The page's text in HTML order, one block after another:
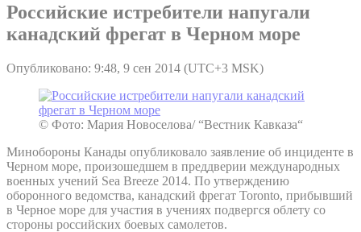
Российские истребители напугали
канадский фрегат в Черном море
Опубликовано: 9:48, 9 сен 2014 (UTC+3 MSK)
© Фото: Мария Новоселова/ “Вестник Кавказа“
Минобороны Канады опубликовало заявление об инциденте в
Черном море, произошедшем в преддверии международных
военных учений Sea Breeze 2014. По утверждению
оборонного ведомства, канадский фрегат Toronto, прибывший
в Черное море для участия в учениях подвергся облету со
стороны российских боевых самолетов.